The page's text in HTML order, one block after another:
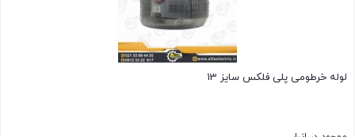
لوله خرطومی پلی فلکس سایز 13